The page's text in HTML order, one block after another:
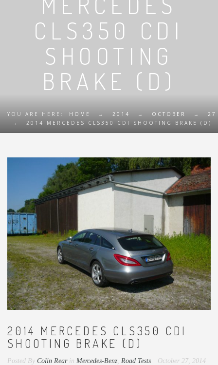
CLS350 CDI
SHOOTING
BRAKE (D)
YOU ARE HERE: HOME → 2014 → OCTOBER →
27
→
2014 MERCEDES CLS350 CDI SHOOTING BRAKE (D)
2014 MERCEDES CLS350 CDI
SHOOTING BRAKE (D)
Posted By Colin Rear in Mercedes-Benz Road Tests
October 27, 2014